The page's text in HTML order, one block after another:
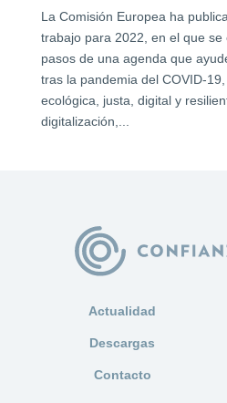
La Comisión Europea ha
trabajo para 2022, en el que
pasos de una agenda que
tras la pandemia del COVID-
ecológica, justa, digital y
digitalización,...
Actualidad
Descargas
Contacto